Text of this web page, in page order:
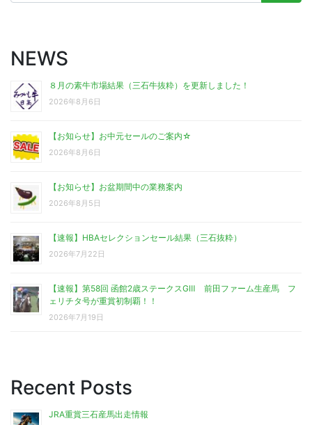
NEWS
８月の素牛市場結果（三石牛抜粋）を更新しました！
2026年8月6日
【お知らせ】お中元セールのご案内☆
2026年8月6日
【お知らせ】お盆期間中の業務案内
2026年8月5日
【速報】HBAセレクションセール結果（三石抜粋）
2026年7月22日
【速報】第58回 函館2歳ステークスGⅢ 前田ファーム生産馬 フ
ェリチタ号が重賞初制覇！！
2026年7月19日
Recent Posts
JRA重賞三石産馬出走情報